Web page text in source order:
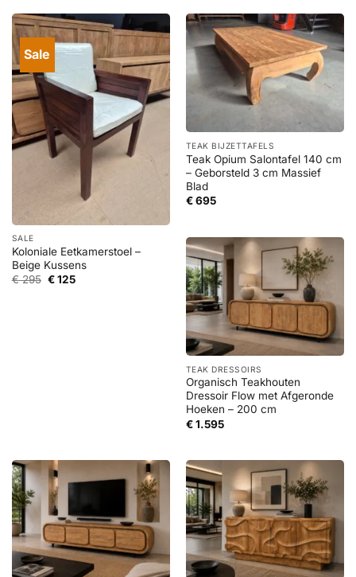
Sale
SALE
Koloniale Eetkamerstoel –
Beige Kussens
€295 Oorspronkelijke
€125Huidige
TEAK BIJZETTAFELS
Teak Opium Salontafel 140 cm
– Geborsteld 3 cm Massief
Blad
€695
TEAK DRESSOIRS
Organisch Teakhouten
Dressoir Flow met Afgeronde
Hoeken – 200 cm
€1.595